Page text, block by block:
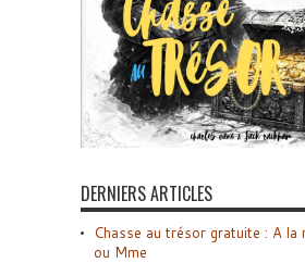
DERNIERS ARTICLES
Chasse au trésor gratuite : A la
ou Mme